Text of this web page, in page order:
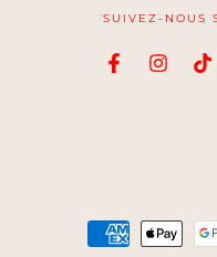
SUIVEZ-NOUS
Facebook